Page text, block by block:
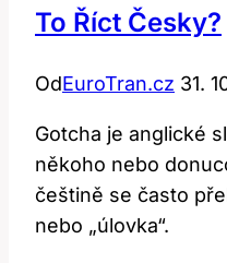
To Říct Česky?
OdEuroTran.cz 31.
Gotcha je anglické
někoho nebo
češtině se často
nebo „úlovka“.